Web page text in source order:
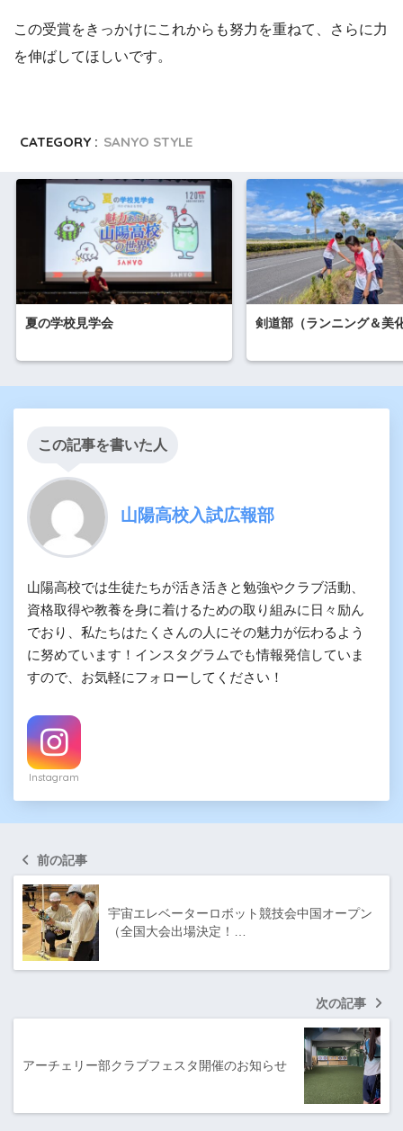
この受賞をきっかけにこれからも努力を重ねて、さらに力
を伸ばしてほしいです。
CATEGORY : SANYO STYLE
夏の学校見学会 剣道部（ランニング＆美
この記事を書いた人
山陽高校入試広報部
山陽高校では生徒たちが活き活きと勉強やクラブ活動、
資格取得や教養を身に着けるための取り組みに日々励ん
でおり、私たちはたくさんの人にその魅力が伝わるよう
に努めています！インスタグラムでも情報発信していま
すので、お気軽にフォローしてください！
Instagram
前の記事
宇宙エレベーターロボット競技会中国オープン
（全国大会出場決定！…
次の記事
アーチェリー部クラブフェスタ開催のお知らせ